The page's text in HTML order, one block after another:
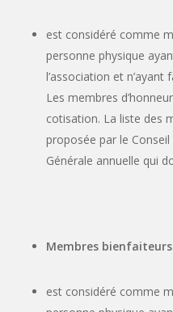
est considéré comme
personne physique
l’association et n’ayant
Les membres
cotisation. La liste des
proposée par le Conseil
Générale annuelle qui
Membres bienfaiteurs
est considéré comme